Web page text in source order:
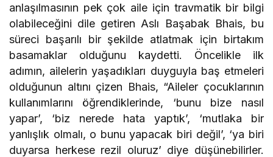
anlaşılmasının pek çok aile için travmatik bir bilgi
olabileceğini dile getiren Aslı Başabak Bhais, bu
süreci başarılı bir şekilde atlatmak için birtakım
basamaklar olduğunu kaydetti. Öncelikle ilk
adımın, ailelerin yaşadıkları duyguyla baş etmeleri
olduğunun altını çizen Bhais, “Aileler çocuklarının
kullanımlarını öğrendiklerinde, ‘bunu bize nasıl
yapar’, ‘biz nerede hata yaptık’, ‘mutlaka bir
yanlışlık olmalı, o bunu yapacak biri değil’, ‘ya biri
duyarsa herkese rezil oluruz’ diye düşünebilirler.